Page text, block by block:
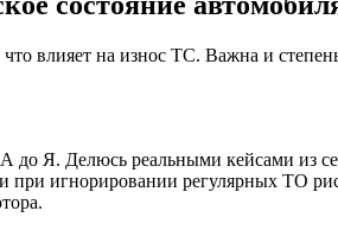
влияет на износ ТС. Важна и
Я. Делюсь реальными кейсами из
при игнорировании регулярных ТО